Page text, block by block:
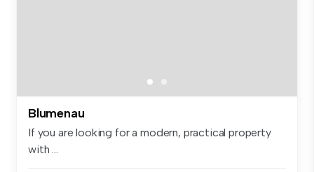
Blumenau
If you are looking for a modern, practical property
with ...